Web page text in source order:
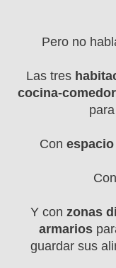
Pero no
Las tres
cocina-
Con
Con
Y con zonas
armarios
guardar sus